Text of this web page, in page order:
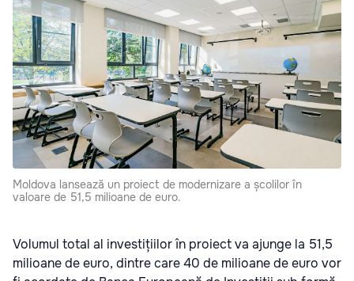
Moldova lansează un proiect de modernizare a școlilor în
valoare de 51,5 milioane de euro.
Volumul total al investițiilor în proiect va ajunge la 51,5
milioane de euro, dintre care 40 de milioane de euro vor